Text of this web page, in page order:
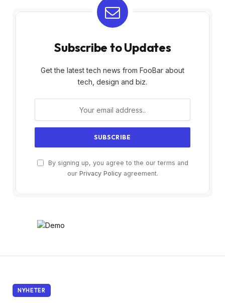
Subscribe to Updates
Get the latest tech news from FooBar about
tech, design and biz.
By signing up, you agree to the our terms and
our Privacy Policyagreement.
NYHETER